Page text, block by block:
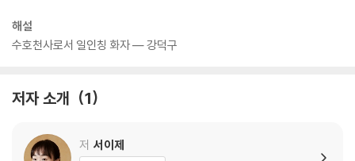
해설
수호천사로서 일인칭 화자 ― 강덕구
저자 소개 1
저 서이제